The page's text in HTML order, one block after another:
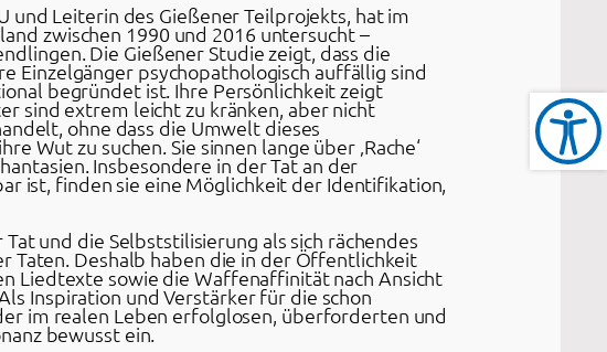
und Leiterin des Gießener Teilprojekts, hat im
zwischen 1990 und 2016 untersucht –
Die Gießener Studie zeigt, dass die
Einzelgänger psychopathologisch auffällig sind
begründet ist. Ihre Persönlichkeit zeigt
sind extrem leicht zu kränken, aber nicht
ohne dass die Umwelt dieses
Wut zu suchen. Sie sinnen lange über ‚Rache‘
Insbesondere in der Tat an der
ist, finden sie eine Möglichkeit der Identifikation,
und die Selbststilisierung als sich rächendes
Taten. Deshalb haben die in der Öffentlichkeit
Liedtexte sowie die Waffenaffinität nach Ansicht
Inspiration und Verstärker für die schon
im realen Leben erfolglosen, überforderten und
bewusst ein.